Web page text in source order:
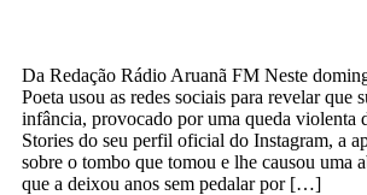
Da Redação Rádio Aruanã FM Neste
Poeta usou as redes sociais para revelar que
infância, provocado por uma queda violenta
Stories do seu perfil oficial do Instagram, a
sobre o tombo que tomou e lhe causou uma
que a deixou anos sem pedalar por […]